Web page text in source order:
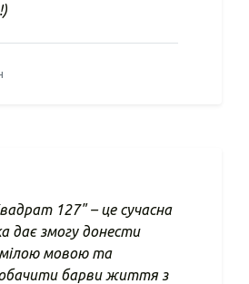
127" – це сучасна
дає змогу донести
мовою та
барви життя з